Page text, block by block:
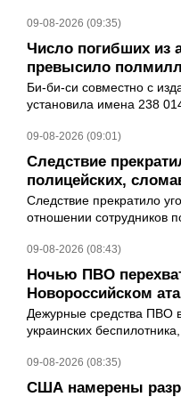
09-08-2026 (09:35)
Число погибших из
превысило
Би-би-си совместно с
установила имена 238
09-08-2026 (09:01)
Следствие
полицейских,
Следствие прекратило
отношении сотрудников
09-08-2026 (08:43)
Ночью ПВО
Новороссийском
Дежурные средства ПВО
украинских
09-08-2026 (08:35)
США намерены